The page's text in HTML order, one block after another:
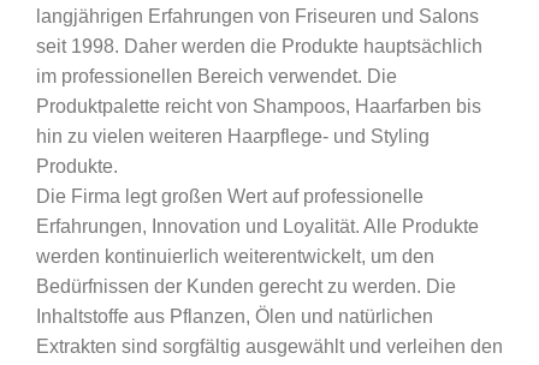
langjährigen Erfahrungen von Friseuren und Salons
seit 1998. Daher werden die Produkte hauptsächlich
im professionellen Bereich verwendet. Die
Produktpalette reicht von Shampoos, Haarfarben bis
hin zu vielen weiteren Haarpflege- und Styling
Produkte.
Die Firma legt großen Wert auf professionelle
Erfahrungen, Innovation und Loyalität. Alle Produkte
werden kontinuierlich weiterentwickelt, um den
Bedürfnissen der Kunden gerecht zu werden. Die
Inhaltstoffe aus Pflanzen, Ölen und natürlichen
Extrakten sind sorgfältig ausgewählt und verleihen den